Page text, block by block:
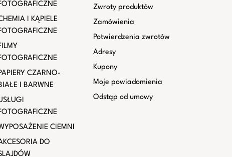
I KĄPIELE
CZARNO-
I BARWNE
CIEMNI
DO
Zwroty produktów
Zamówienia
Potwierdzenia zwrotów
Adresy
Kupony
Moje powiadomienia
Odstąp od umowy